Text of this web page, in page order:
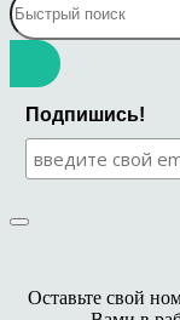
Подпишись!
Оставьте свой